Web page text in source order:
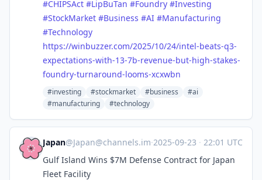
#CHIPSAct #LipBuTan #Foundry #Investing
#StockMarket #Business #AI #Manufacturing
#Technology
https://winbuzzer.com/2025/10/24/intel-beats-q3-
expectations-with-13-7b-revenue-but-high-stakes-
foundry-turnaround-looms-xcxwbn
#investing #stockmarket #business
#ai
#manufacturing
#technology
Japan@Japan@channels.im·2025-09-23 · 22:01 UTC
Gulf Island Wins $7M Defense Contract for Japan
Fleet Facility